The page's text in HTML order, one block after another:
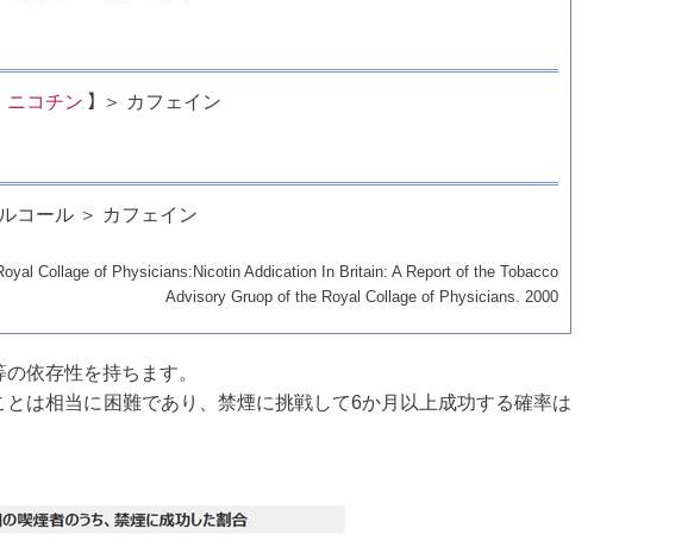
ニコチン 】 ＞ カフェイン
コール ＞ カフェイン
Collage of Physicians:Nicotin Addication In Britain: A Report of the Tobacco
Advisory Gruop of the Royal Collage of Physicians. 2000
依存性を持ちます。
は相当に困難であり、禁煙に挑戦して6か月以上成功する確率は